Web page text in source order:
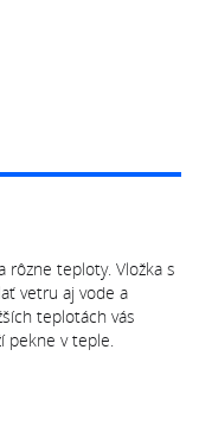
rôzne teploty. Vložka s
vetru aj vode a
teplotách vás
pekne v teple.